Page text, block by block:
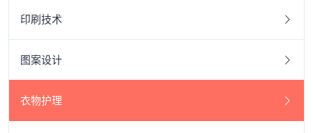
印刷技术
图案设计
衣物护理